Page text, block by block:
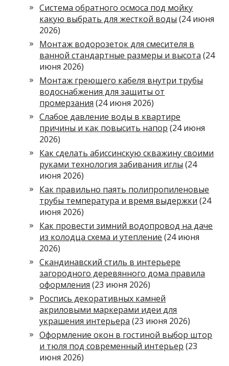
Система обратного осмоса под мойку
какую выбрать для жесткой воды (24 июня
2026)
Монтаж водорозеток для смесителя в
ванной стандартные размеры и высота (24
июня 2026)
Монтаж греющего кабеля внутри трубы
водоснабжения для защиты от
промерзания (24 июня 2026)
Слабое давление воды в квартире
причины и как повысить напор (24 июня
2026)
Как сделать абиссинскую скважину своими
руками технология забивания иглы (24
июня 2026)
Как правильно паять полипропиленовые
трубы температура и время выдержки (24
июня 2026)
Как провести зимний водопровод на даче
из колодца схема и утепление (24 июня
2026)
Скандинавский стиль в интерьере
загородного деревянного дома правила
оформления (23 июня 2026)
Роспись декоративных камней
акриловыми маркерами идеи для
украшения интерьера (23 июня 2026)
Оформление окон в гостиной выбор штор
и тюля под современный интерьер (23
июня 2026)